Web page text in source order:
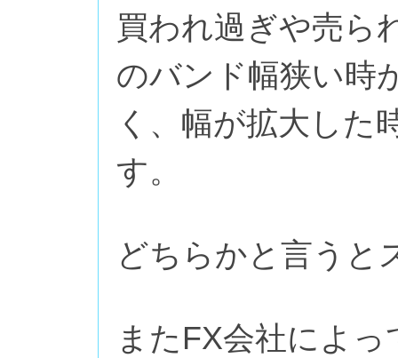
買われ過ぎや売ら
のバンド幅狭い時
く、幅が拡大した
す。
どちらかと言うと
またFX会社によ